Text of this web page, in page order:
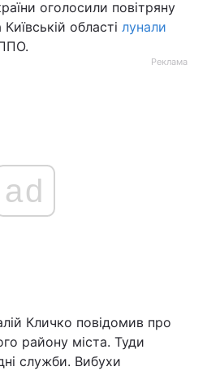
оголосили повітряну
області лунали
Реклама
ad
Кличко повідомив про
району міста. Туди
служби. Вибухи